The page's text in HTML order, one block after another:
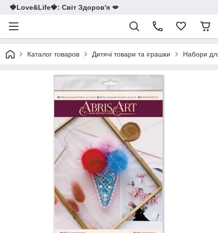
🍓Love&Life🍓: Світ Здоров'я 💋
Каталог товаров Дитячі товари та іграшки Набори